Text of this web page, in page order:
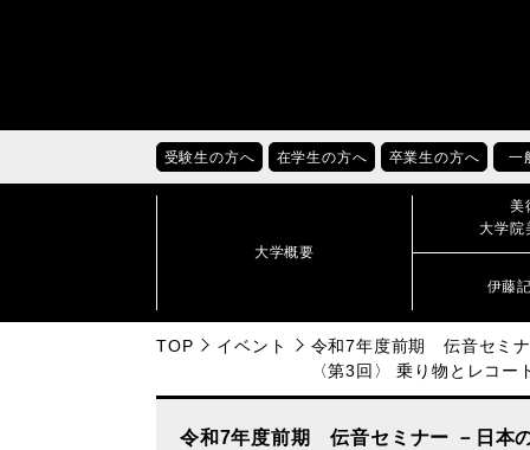
受験生の方へ 在学生の方へ 卒業生の方へ 一
大学概要
美
大学院
伊藤
TOP イベント
令和7年度前期 伝音セミ
〈第3回〉 乗り物とレコー
令和7年度前期 伝音セミナー －日本